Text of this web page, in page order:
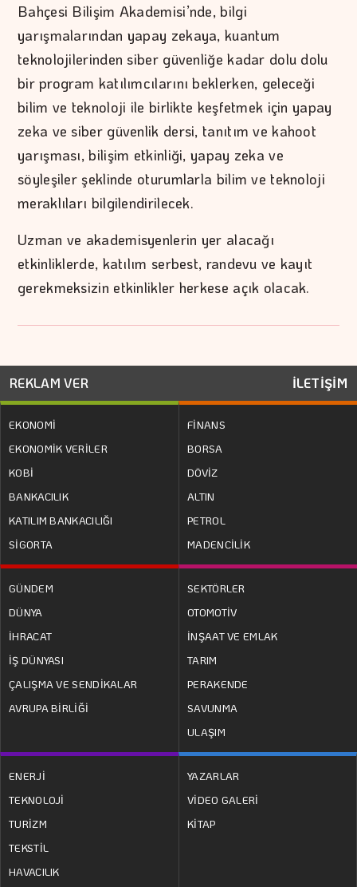
Bahçesi Bilişim Akademisi’nde, bilgi
yarışmalarından yapay zekaya, kuantum
teknolojilerinden siber güvenliğe kadar dolu dolu
bir program katılımcılarını beklerken, geleceği
bilim ve teknoloji ile birlikte keşfetmek için yapay
zeka ve siber güvenlik dersi, tanıtım ve kahoot
yarışması, bilişim etkinliği, yapay zeka ve
söyleşiler şeklinde oturumlarla bilim ve teknoloji
meraklıları bilgilendirilecek.
Uzman ve akademisyenlerin yer alacağı
etkinliklerde, katılım serbest, randevu ve kayıt
gerekmeksizin etkinlikler herkese açık olacak.
REKLAM VER İLETİŞİM
EKONOMİ
EKONOMİK VERİLER
KOBİ
BANKACILIK
KATILIM BANKACILIĞI
SİGORTA
FİNANS
BORSA
DÖVİZ
ALTIN
PETROL
MADENCİLİK
GÜNDEM
DÜNYA
İHRACAT
İŞ DÜNYASI
ÇALIŞMA VE SENDİKALAR
AVRUPA BİRLİĞİ
SEKTÖRLER
OTOMOTİV
İNŞAAT VE EMLAK
TARIM
PERAKENDE
SAVUNMA
ULAŞIM
ENERJİ
TEKNOLOJİ
TURİZM
TEKSTİL
HAVACILIK
YAZARLAR
VİDEO GALERİ
KİTAP